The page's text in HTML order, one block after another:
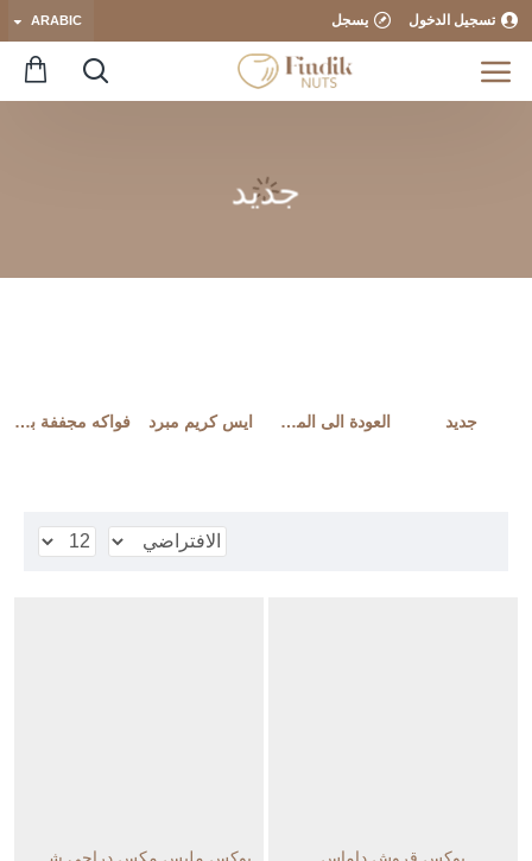
تسجيل الدخول يسجل ARABIC
جديد
جديد العودة الى المدارس ايس كريم مبرد فواكه مجففة بالتبريد
بوكس قروش داماس
بوكس ملبس مكس دراجي شوكولاته حليب